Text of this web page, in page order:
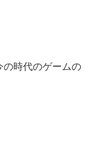
の時代のゲームの